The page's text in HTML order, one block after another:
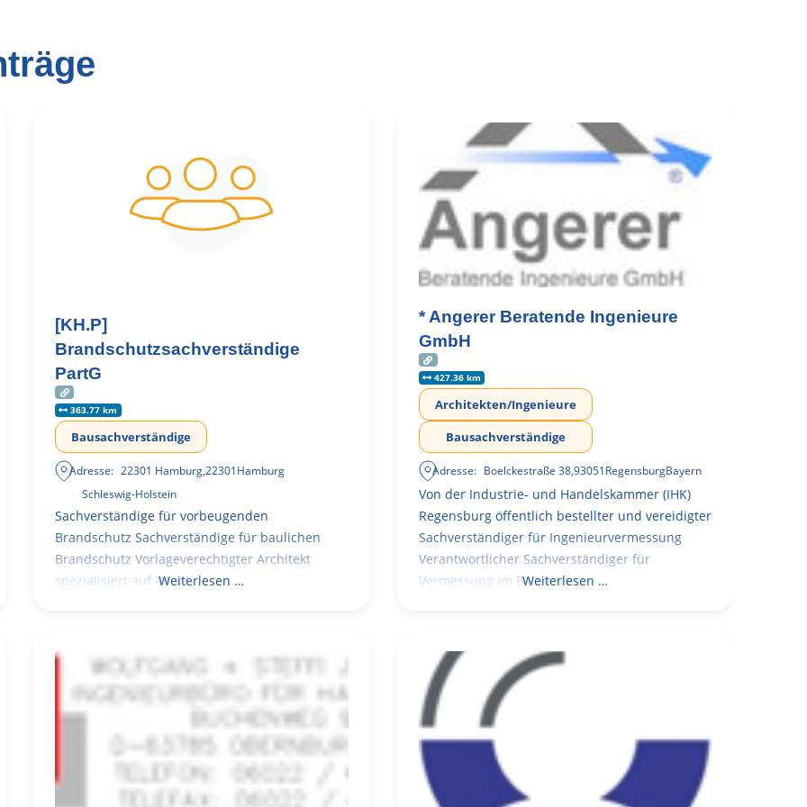
[KH.P]
Brandschutzsachverständige
PartG
363.77 km
Bausachverständige
Adresse: 22301 Hamburg,22301Hamburg
Schleswig-Holstein
Sachverständige für vorbeugenden
Brandschutz Sachverständige für baulichen
Brandschutz Vorlageverechtigter Architekt
spezialisiert auf RetailWeiterlesen …
* Angerer Beratende Ingenieure
GmbH
427.36 km
Architekten/Ingenieure
Bausachverständige
Adresse: Boelckestraße 38,93051RegensburgBayern
Von der Industrie- und Handelskammer (IHK)
Regensburg öffentlich bestellter und vereidigter
Sachverständiger für Ingenieurvermessung
Verantwortlicher Sachverständiger für
Vermessung im Bauwesen
Weiterlesen …